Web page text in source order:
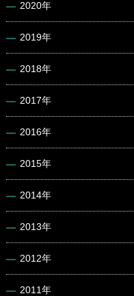
2020年
2019年
2018年
2017年
2016年
2015年
2014年
2013年
2012年
2011年